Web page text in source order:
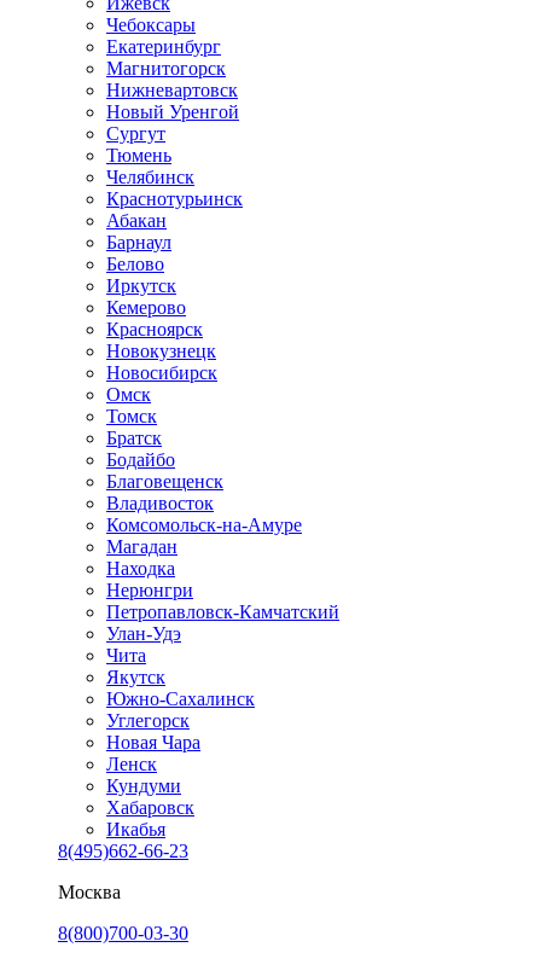
Чебоксары
Екатеринбург
Магнитогорск
Нижневартовск
Новый Уренгой
Сургут
Тюмень
Челябинск
Краснотурьинск
Абакан
Барнаул
Белово
Иркутск
Кемерово
Красноярск
Новокузнецк
Новосибирск
Омск
Томск
Братск
Бодайбо
Благовещенск
Владивосток
Комсомольск-на-Амуре
Магадан
Находка
Нерюнгри
Петропавловск-Камчатский
Улан-Удэ
Чита
Якутск
Южно-Сахалинск
Углегорск
Новая Чара
Ленск
Кундуми
Хабаровск
Икабья
8(495)662-66-23
Москва
8(800)700-03-30